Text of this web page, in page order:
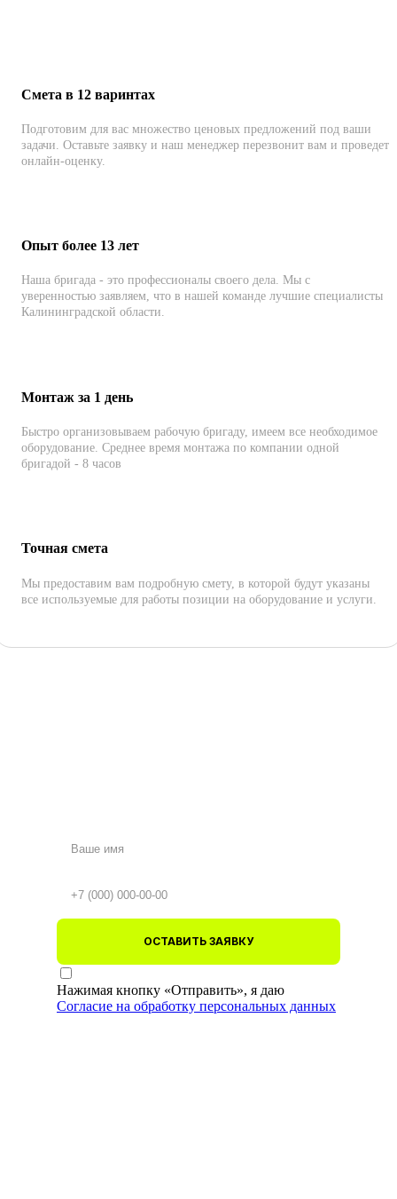
Смета в 12 варинтах
Подготовим для вас множество ценовых предложений под ваши
задачи. Оставьте заявку и наш менеджер перезвонит вам и проведет
онлайн-оценку.
Опыт более 13 лет
Наша бригада - это профессионалы своего дела. Мы с
уверенностью заявляем, что в нашей команде лучшие специалисты
Калининградской области.
Монтаж за 1 день
Быстро организовываем рабочую бригаду, имеем все необходимое
оборудование. Среднее время монтажа по компании одной
бригадой - 8 часов
Точная смета
Мы предоставим вам подробную смету, в которой будут указаны
все используемые для работы позиции на оборудование и услуги.
ОСТАВИТЬ ЗАЯВКУ
Нажимая кнопку «Отправить», я даю
Согласие на обработку персональных данных